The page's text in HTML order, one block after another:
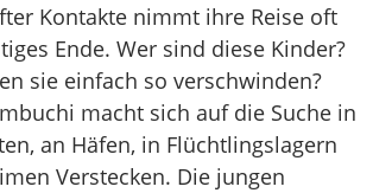
Kontakte nimmt ihre Reise oft
Ende. Wer sind diese Kinder?
sie einfach so verschwinden?
macht sich auf die Suche in
an Häfen, in Flüchtlingslagern
Verstecken. Die jungen